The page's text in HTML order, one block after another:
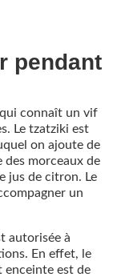
pendant
qui connaît un vif
Le tzatziki est
on ajoute de
des morceaux de
jus de citron. Le
un
autorisée à
En effet, le
enceinte est de